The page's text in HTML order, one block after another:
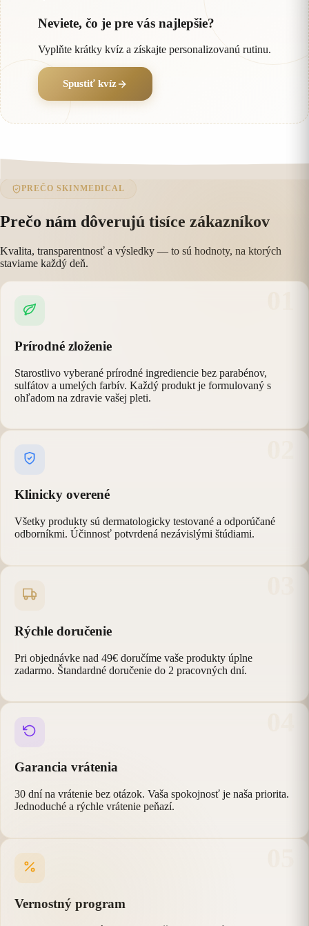
Neviete, čo je pre vás najlepšie?
Vyplňte krátky kvíz a získajte personalizovanú rutinu.
Spustiť kvíz
PREČO SKINMEDICAL
Prečo nám dôverujú tisíce zákazníkov
Kvalita, transparentnosť a výsledky — to sú hodnoty, na ktorých
staviame každý deň.
Prírodné zloženie
Starostlivo vyberané prírodné ingrediencie bez parabénov,
sulfátov a umelých farbív. Každý produkt je formulovaný s
ohľadom na zdravie vašej pleti.
Klinicky overené
Všetky produkty sú dermatologicky testované a odporúčané
odborníkmi. Účinnosť potvrdená nezávislými štúdiami.
Rýchle doručenie
Pri objednávke nad 49€ doručíme vaše produkty úplne
zadarmo. Štandardné doručenie do 2 pracovných dní.
Garancia vrátenia
30 dní na vrátenie bez otázok. Vaša spokojnosť je naša priorita.
Jednoduché a rýchle vrátenie peňazí.
Vernostný program